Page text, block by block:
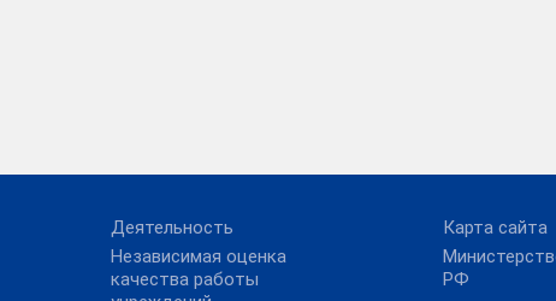
Деятельность
Независимая оценка
качества работы
Карта сайта
РФ